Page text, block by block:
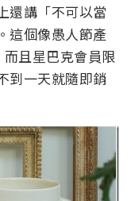
還講「不可以當
這個像愚人節產
且星巴克會員限
到一天就隨即銷